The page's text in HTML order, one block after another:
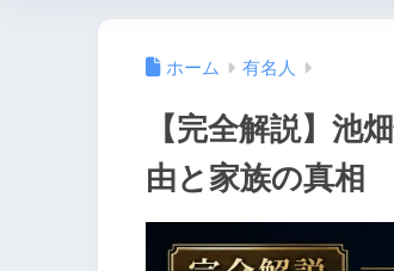
ホーム 有名人
【完全解説】池
由と家族の真相